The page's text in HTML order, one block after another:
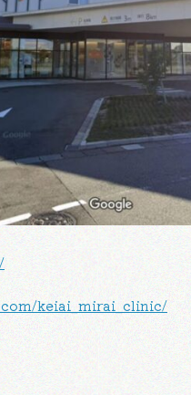
keiai_mirai_clinic/